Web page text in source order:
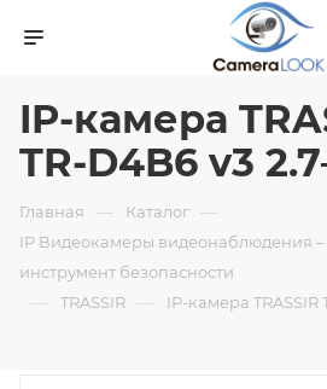
IP-камера
TR-D4B6 v3
Главная — Каталог —
IP Видеокамеры видеонаблюдения
инструмент безопасности
— TRASSIR — IP-камера TRASSIR